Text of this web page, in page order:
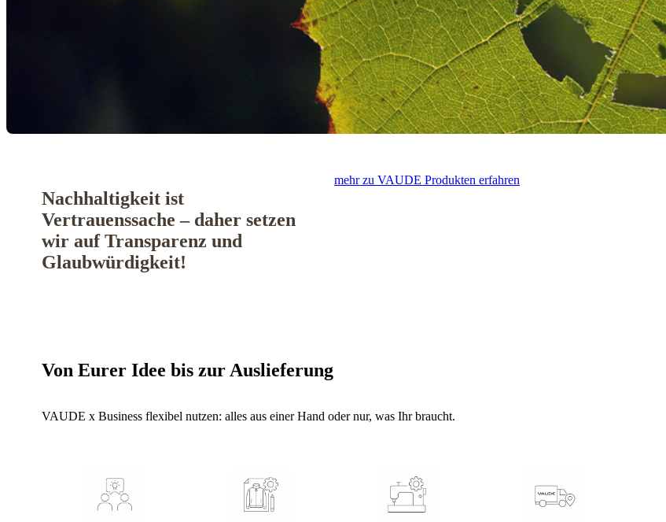
Nachhaltigkeit ist
Vertrauenssache – daher setzen
wir auf Transparenz und
Glaubwürdigkeit!
mehr zu VAUDE Produkten erfahren
Von Eurer Idee bis zur Auslieferung
VAUDE x Business flexibel nutzen: alles aus einer Hand oder nur, was Ihr braucht.